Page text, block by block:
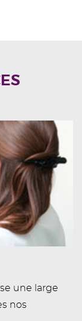
une large
nos